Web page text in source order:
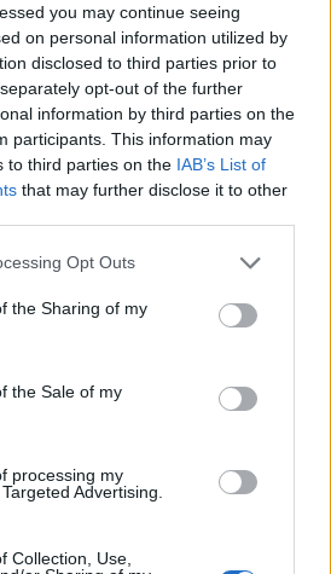
you may continue seeing
on personal information utilized by
disclosed to third parties prior to
opt-out of the further
information by third parties on the
participants. This information may
to third parties on the IAB’s List of
that may further disclose it to other
app uses one or more Google
usage behaviour. You may click to
Google and its third-party tags to
specified purposes in below Google
Opt Outs
the Sharing of my
the Sale of my
processing my
Advertising.
Collection, Use,
Rebu Ceramics, valamint két
Tamás és Szilágyi Csilla is itt kapott
találkozik náluk, amelyek
egymásra. Így született például
vetített lézeranimáció, ami
látható.